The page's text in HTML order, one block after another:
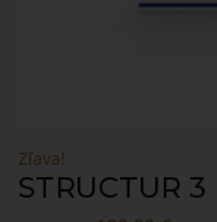
Zľava!
STRUCTUR 3